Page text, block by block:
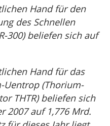
Hand für den
des Schnellen
300) beliefen sich auf
Hand für das
Uentrop (Thorium-
THTR) beliefen sich
2007 auf 1,776 Mrd.